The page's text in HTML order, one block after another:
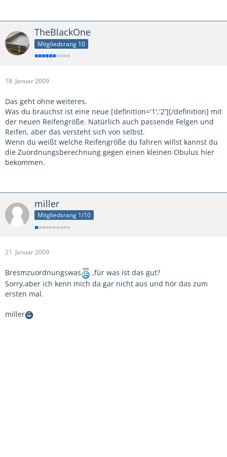
TheBlackOne
Mitgliedsrang 10
18. Januar 2009
Das geht ohne weiteres.
Was du brauchst ist eine neue [definition='1','2'][/definition] mit
der neuen Reifengröße. Natürlich auch passende Felgen und
Reifen, aber das versteht sich von selbst.
Wenn du weißt welche Reifengröße du fahren willst kannst du
die Zuordnungsberechnung gegen einen kleinen Obulus hier
bekommen.
miller
Mitgliedsrang 1/10
21. Januar 2009
Bresmzuordnungswas
,für was ist das gut?
Sorry,aber ich kenn mich da gar nicht aus und hör das zum
ersten mal.
miller